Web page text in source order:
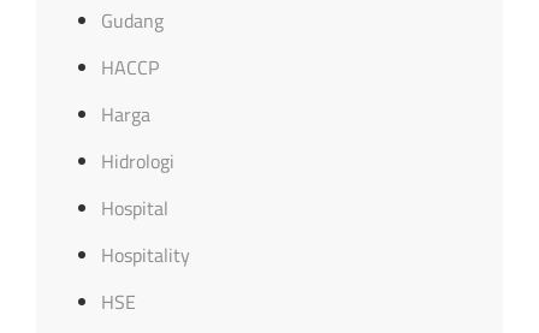
Gudang
HACCP
Harga
Hidrologi
Hospital
Hospitality
HSE